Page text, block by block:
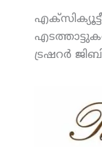
ട്രഷറര്‍